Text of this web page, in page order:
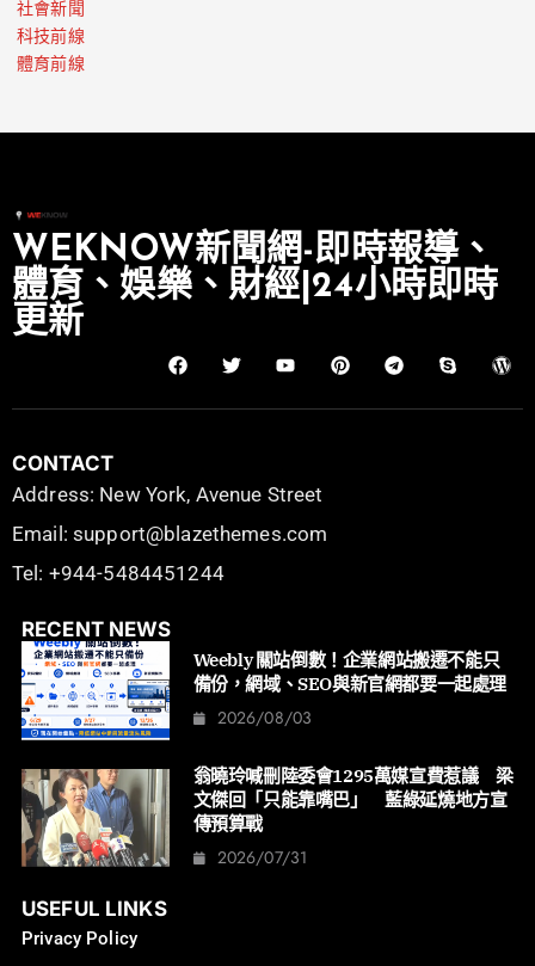
社會新聞
科技前線
體育前線
WEKNOW新聞網-即時報導、
體育、娛樂、財經|24小時即時
更新
CONTACT
Address: New York, Avenue Street
Email: support@blazethemes.com
Tel: +944-5484451244
RECENT NEWS
Weebly 關站倒數！企業網站搬遷不能只
備份，網域、SEO與新官網都要一起處理
2026/08/03
翁曉玲喊刪陸委會1295萬媒宣費惹議 梁
文傑回「只能靠嘴巴」 藍綠延燒地方宣
傳預算戰
2026/07/31
USEFUL LINKS
Privacy Policy